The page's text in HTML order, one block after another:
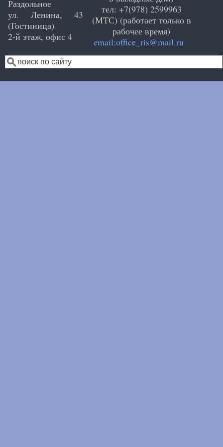
Раздольное
ул. Ленина, 43
(Гостиница)
2-й этаж, офис 4
тел: +7(978) 2599963
(МТС) (работает только в
рабочее время)
email:office_ris@mail.ru
Search